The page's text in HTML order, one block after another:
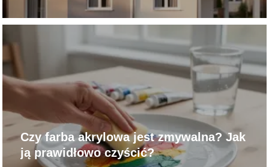
Czy farba akrylowa jest zmywalna? Jak
ją prawidłowo czyścić?